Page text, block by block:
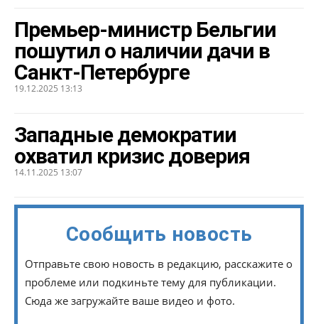
Премьер-министр Бельгии
пошутил о наличии дачи в
Санкт-Петербурге
19.12.2025 13:13
Западные демократии
охватил кризис доверия
14.11.2025 13:07
Сообщить новость
Отправьте свою новость в редакцию, расскажите о
проблеме или подкиньте тему для публикации.
Сюда же загружайте ваше видео и фото.